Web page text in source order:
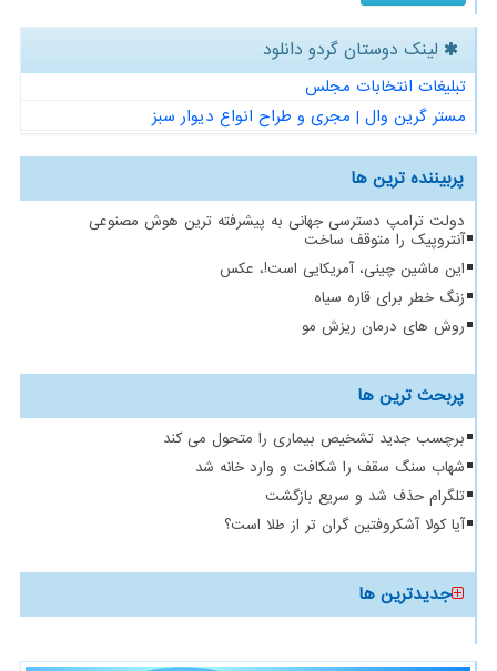
لینک دوستان گردو دانلود
تبلیغات انتخابات مجلس
مستر گرین وال | مجری و طراح انواع دیوار سبز
پربیننده ترین ها
دولت ترامپ دسترسی جهانی به پیشرفته ترین هوش مصنوعی
آنتروپیک را متوقف ساخت
این ماشین چینی، آمریکایی است!، عکس
زنگ خطر برای قاره سیاه
روش های درمان ریزش مو
پربحث ترین ها
برچسب جدید تشخیص بیماری را متحول می کند
شهاب سنگ سقف را شکافت و وارد خانه شد
تلگرام حذف شد و سریع بازگشت
آیا کولا آشکروفتین گران تر از طلا است؟
جدیدترین ها